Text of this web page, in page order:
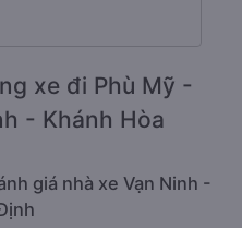
xe đi Phù Mỹ -
- Khánh Hòa
giá nhà xe Vạn Ninh -